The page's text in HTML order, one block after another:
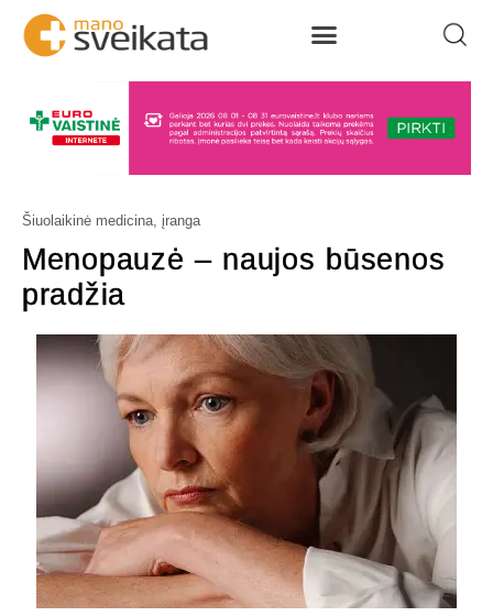
Šiuolaikinė medicina, įranga
Menopauzė – naujos būsenos
pradžia